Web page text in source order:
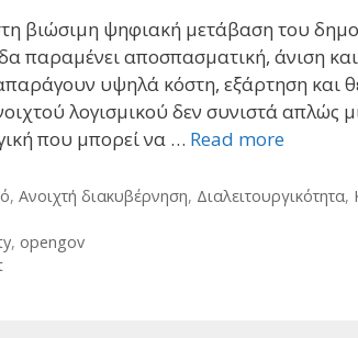
βιώσιμη ψηφιακή μετάβαση του
παραμένει αποσπασματική, άνιση και
υψηλά κόστη, εξάρτηση και
λογισμικού δεν συνιστά απλώς
που μπορεί να … Read more
, Ανοιχτή διακυβέρνηση, Διαλειτουργικότητα,
, opengov